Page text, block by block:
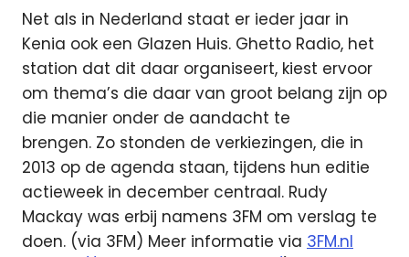
Net als in Nederland staat er ieder jaar in
Kenia ook een Glazen Huis. Ghetto Radio, het
station dat dit daar organiseert, kiest ervoor
om thema’s die daar van groot belang zijn op
die manier onder de aandacht te
brengen. Zo stonden de verkiezingen, die in
2013 op de agenda staan, tijdens hun editie
actieweek in december centraal. Rudy
Mackay was erbij namens 3FM om verslag te
doen. (via 3FM) Meer informatie via 3FM.nl